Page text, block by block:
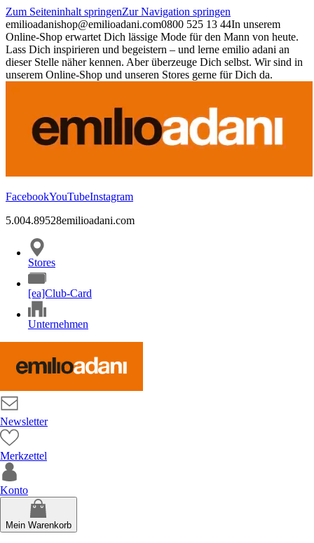
Zum Seiteninhalt springenZur Navigation springen
emilioadanishop@emilioadani.com0800 525 13 44In unserem
Online-Shop erwartet Dich lässige Mode für den Mann von heute.
Lass Dich inspirieren und begeistern – und lerne emilio adani an
dieser Stelle näher kennen. Aber überzeuge Dich selbst. Wir sind in
unserem Online-Shop und unseren Stores gerne für Dich da.
FacebookYouTubeInstagram
5.004.89528emilioadani.com
Stores
[ea]Club-Card
Unternehmen
Newsletter
Merkzettel
Konto
Mein Warenkorb